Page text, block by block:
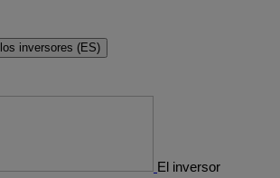
inversores (ES)
El inversor